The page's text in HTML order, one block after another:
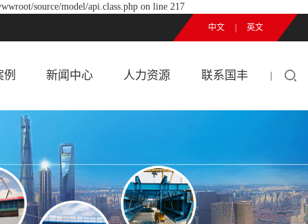
source/model/api.class.php on line 217
中文| 英文
新闻中心 人力资源 联系国丰